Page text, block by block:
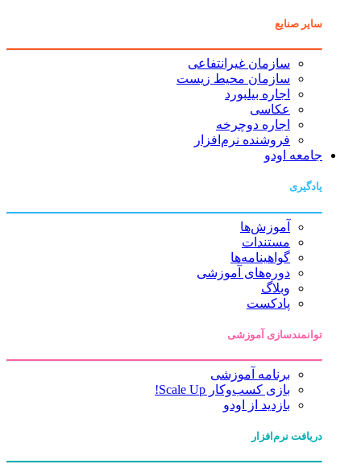
سایر صنایع
سازمان غیرانتفاعی
سازمان محیط زیست
اجاره بیلبورد
عکاسی
اجاره دوچرخه
فروشنده نرم‌افزار
جامعه اودو
یادگیری
آموزش‌ها
مستندات
گواهینامه‌ها
دوره‌های آموزشی
وبلاگ
پادکست
توانمندسازی آموزشی
برنامه آموزشی
بازی کسب‌وکار Scale Up!
بازدید از اودو
دریافت نرم‌افزار